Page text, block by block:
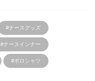
#ナースグッズ
#ナースインナー
#ポロシャツ